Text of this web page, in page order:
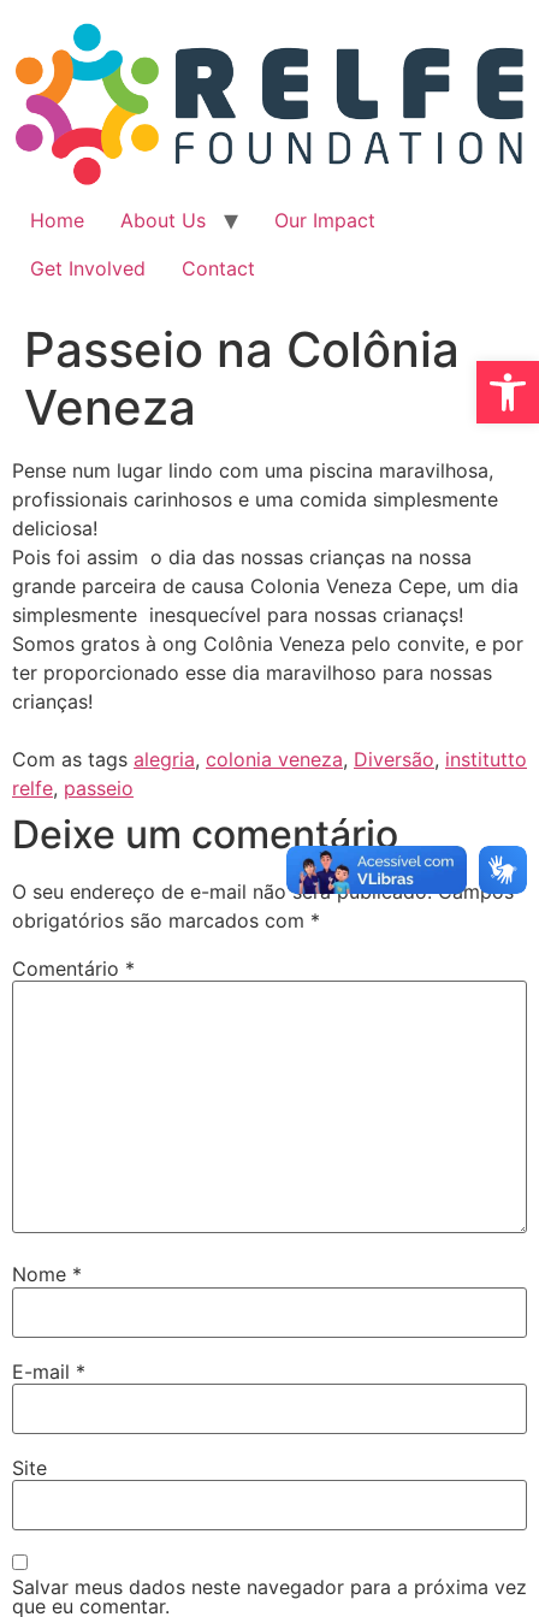
Abrir
conteúdo
Home About Us
Our Impact
Get Involved
Contact
Passeio na Colônia
Veneza
Pense num lugar lindo com uma piscina maravilhosa,
profissionais carinhosos e uma comida simplesmente
deliciosa!
Pois foi assim o dia das nossas crianças na nossa
grande parceira de causa Colonia Veneza Cepe, um dia
simplesmente inesquecível para nossas crianaçs!
Somos gratos à ong Colônia Veneza pelo convite, e por
ter proporcionado esse dia maravilhoso para nossas
crianças!
Com as tags alegria, colonia veneza, Diversão, institutto
relfe, passeio
Deixe um comentário
O seu endereço de e-mail não será publicado. Campos
obrigatórios são marcados com *
Comentário *
Nome *
E-mail *
Site
Salvar meus dados neste navegador para a próxima vez
que eu comentar.